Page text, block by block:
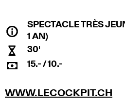
SPECTACLE TRÈS
1 AN)
30'
15.- / 10.-
WWW.LECOCKPIT.CH